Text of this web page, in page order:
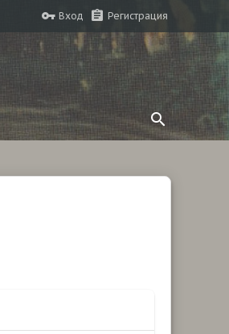
Вход Регистрация